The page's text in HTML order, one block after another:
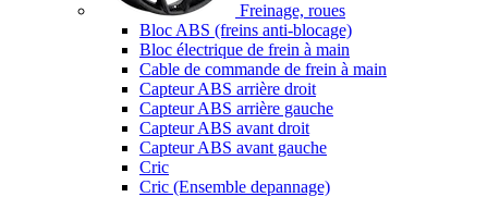
Freinage, roues
Bloc ABS (freins anti-blocage)
Bloc électrique de frein à main
Cable de commande de frein à main
Capteur ABS arrière droit
Capteur ABS arrière gauche
Capteur ABS avant droit
Capteur ABS avant gauche
Cric
Cric (Ensemble depannage)